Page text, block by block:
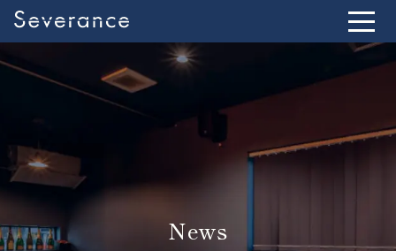
News